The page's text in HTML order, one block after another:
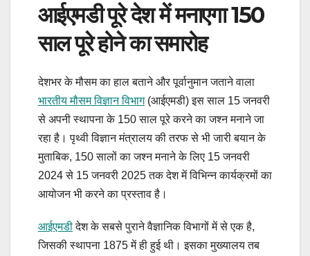
आईएमडी पूरे देश में मनाएगा 150
साल पूरे होने का समारोह
देशभर के मौसम का हाल बताने और पूर्वानुमान जताने वाला
भारतीय मौसम विज्ञान विभाग(आईएमडी) इस साल 15 जनवरी
से अपनी स्थापना के 150 साल पूरे करने का जश्न मनाने जा
रहा है। पृथ्वी विज्ञान मंत्रालय की तरफ से भी जारी बयान के
मुताबिक, 150 सालों का जश्न मनाने के लिए 15 जनवरी
2024 से 15 जनवरी 2025 तक देश में विभिन्न कार्यक्रमों का
आयोजन भी करने का प्रस्ताव है।
आईएमडीदेश के सबसे पुराने वैज्ञानिक विभागों में से एक है,
जिसकी स्थापना 1875 में ही हुई थी। इसका मुख्यालय तब